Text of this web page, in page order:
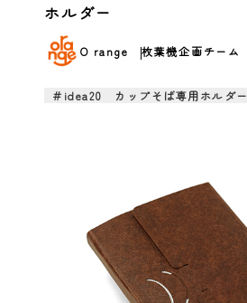
ホルダー
O range 枚葉機企画チーム
＃idea20 カップそば専用ホルダー